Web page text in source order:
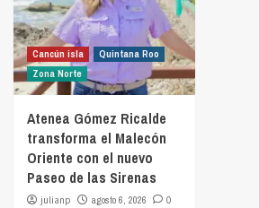
Cancún isla
Quintana Roo
Zona Norte
Atenea Gómez Ricalde
transforma el Malecón
Oriente con el nuevo
Paseo de las Sirenas
julianp agosto 6, 2026 0